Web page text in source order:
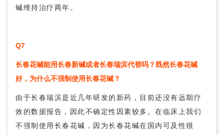
碱维持治疗两年。
Q7
长春花碱能用长春新碱或者长春瑞滨代替吗？既然长春花碱
好，为什么不强制使用长春花碱？
由于长春瑞滨是近几年研发的新药，目前还没有远期疗
效的数据报告，因此不确定性因素较多。在临床上我们
不强制使用长春花碱，因为长春花碱在国内可及性很